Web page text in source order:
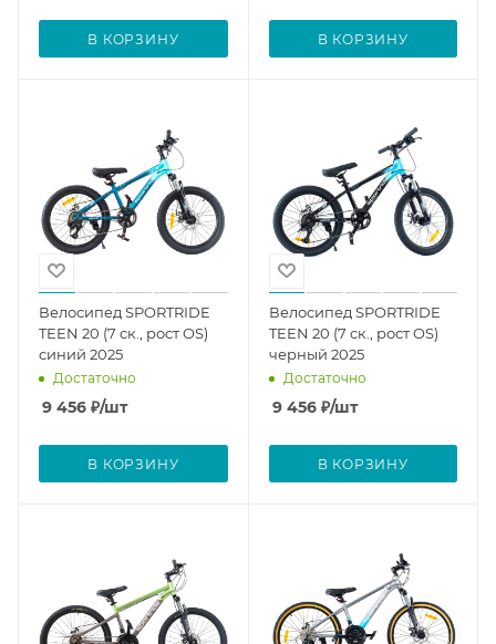
В КОРЗИНУ В КОРЗИНУ
Велосипед SPORTRIDE
TEEN 20 (7 ск., рост OS)
синий 2025
Достаточно
9 456 ₽/шт
В КОРЗИНУ
Велосипед SPORTRIDE
TEEN 20 (7 ск., рост OS)
черный 2025
Достаточно
9 456₽/шт
В КОРЗИНУ